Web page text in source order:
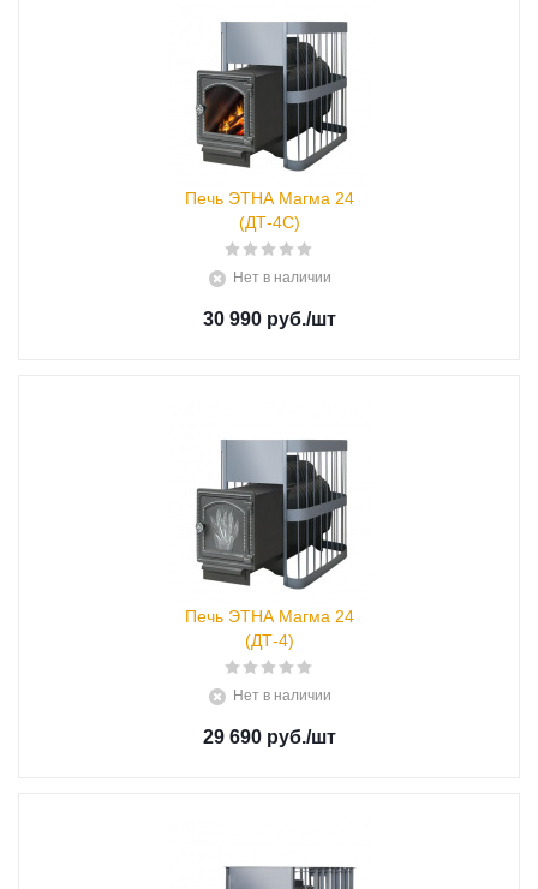
Печь ЭТНА Магма 24
(ДТ-4С)
Нет в наличии
30 990 руб./шт
Печь ЭТНА Магма 24
(ДТ-4)
Нет в наличии
29 690 руб./шт